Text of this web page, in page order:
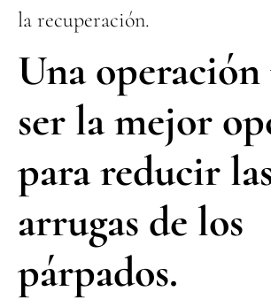
la recuperación.
Una operación
ser la mejor
para reducir
arrugas de los
párpados.